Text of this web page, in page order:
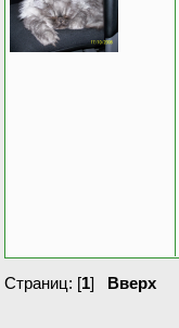
Страниц: [1] Вверх